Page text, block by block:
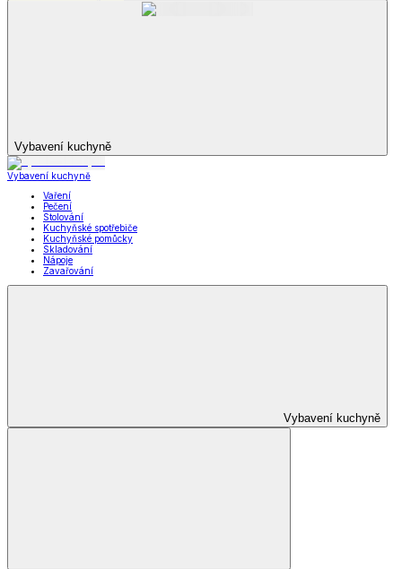
Vybavení kuchyně
Vybavení kuchyně
Vaření
Pečení
Stolování
Kuchyňské spotřebiče
Kuchyňské pomůcky
Skladování
Nápoje
Zavařování
Vybavení kuchyně